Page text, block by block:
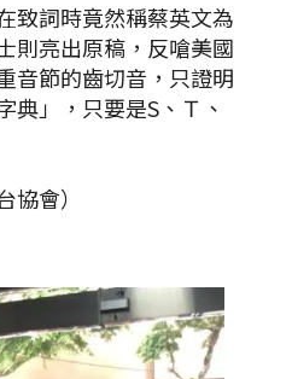
致詞時竟然稱蔡英文為
則亮出原稿，反嗆美國
音節的齒切音，只證明
典」，只要是S、Ｔ、
協會）